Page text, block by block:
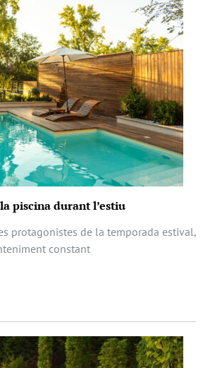
piscina durant l’estiu
protagonistes de la temporada estival,
constant